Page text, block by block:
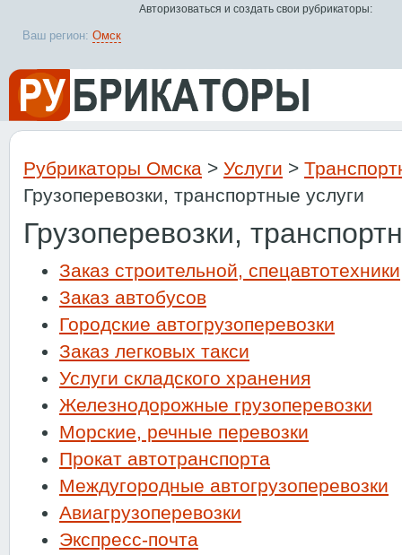
Рубрикаторы Омска > Услуги >
Грузоперевозки, транспортные услуги
Грузоперевозки,
Заказ строительной, спецавтотехники
Заказ автобусов
Городские автогрузоперевозки
Заказ легковых такси
Услуги складского хранения
Железнодорожные грузоперевозки
Морские, речные перевозки
Прокат автотранспорта
Междугородные автогрузоперевозки
Авиагрузоперевозки
Экспресс-почта
Ваш регион: Омск
Авторизоваться и создать свои рубрикаторы: